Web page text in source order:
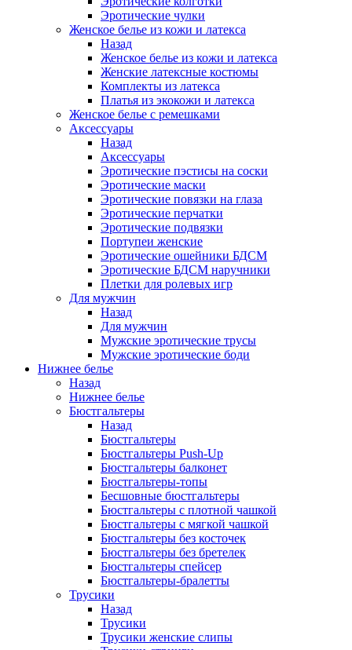
Эротические чулки
Женское белье из кожи и латекса
Назад
Женское белье из кожи и латекса
Женские латексные костюмы
Комплекты из латекса
Платья из экокожи и латекса
Женское белье с ремешками
Аксессуары
Назад
Аксессуары
Эротические пэстисы на соски
Эротические маски
Эротические повязки на глаза
Эротические перчатки
Эротические подвязки
Портупеи женские
Эротические ошейники БДСМ
Эротические БДСМ наручники
Плетки для ролевых игр
Для мужчин
Назад
Для мужчин
Мужские эротические трусы
Мужские эротические боди
Нижнее белье
Назад
Нижнее белье
Бюстгальтеры
Назад
Бюстгальтеры
Бюстгальтеры Push-Up
Бюстгальтеры балконет
Бюстгальтеры-топы
Бесшовные бюстгальтеры
Бюстгальтеры с плотной чашкой
Бюстгальтеры с мягкой чашкой
Бюстгальтеры без косточек
Бюстгальтеры без бретелек
Бюстгальтеры спейсер
Бюстгальтеры-бралетты
Трусики
Назад
Трусики
Трусики женские слипы